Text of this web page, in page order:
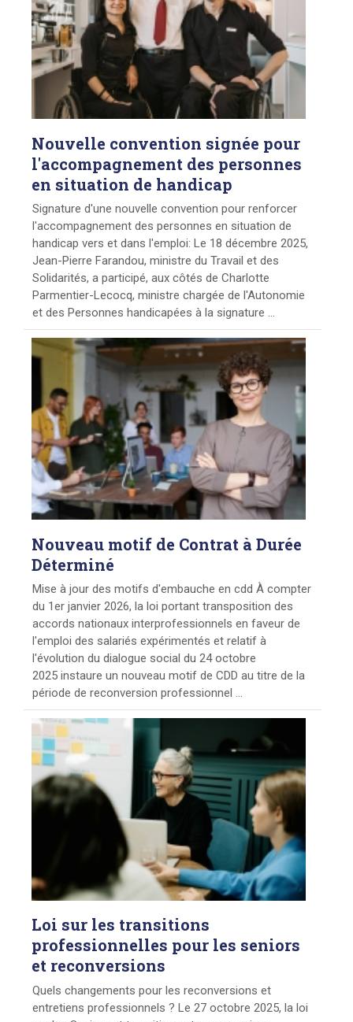
Nouvelle convention signée pour
l'accompagnement des personnes
en situation de handicap
Signature d'une nouvelle convention pour renforcer
l'accompagnement des personnes en situation de
handicap vers et dans l'emploi: Le 18 décembre 2025,
Jean-Pierre Farandou, ministre du Travail et des
Solidarités, a participé, aux côtés de Charlotte
Parmentier-Lecocq, ministre chargée de l'Autonomie
et des Personnes handicapées à la signature ...
Nouveau motif de Contrat à Durée
Déterminé
Mise à jour des motifs d'embauche en cdd À compter
du 1er janvier 2026, la loi portant transposition des
accords nationaux interprofessionnels en faveur de
l'emploi des salariés expérimentés et relatif à
l'évolution du dialogue social du 24 octobre
2025 instaure un nouveau motif de CDD au titre de la
période de reconversion professionnel ...
Loi sur les transitions
professionnelles pour les seniors
et reconversions
Quels changements pour les reconversions et
entretiens professionnels ? Le 27 octobre 2025, la loi